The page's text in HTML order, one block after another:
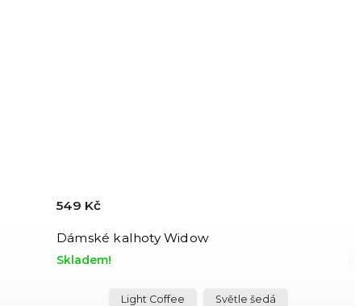
Dámské kalhoty Widow
Skladem!
549 Kč
Light Coffee Světle šedá